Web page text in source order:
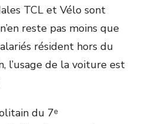
TCL et Vélo sont
reste pas moins que
résident hors du
de la voiture est
du 7ᵉ